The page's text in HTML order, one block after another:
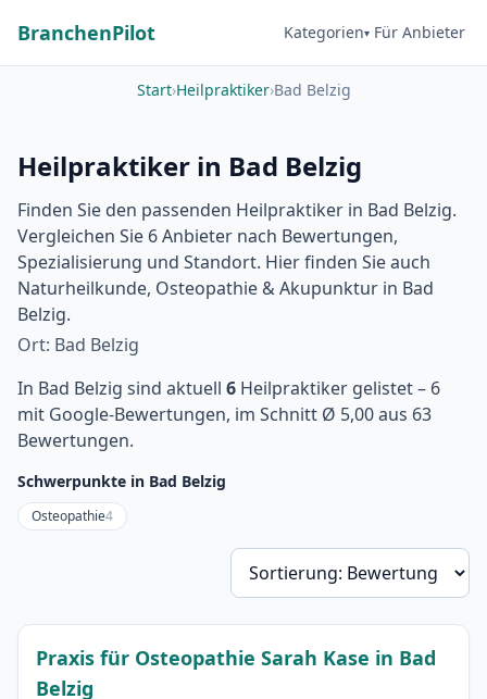
BranchenPilot Kategorien Für Anbieter
Start›Heilpraktiker›Bad Belzig
Heilpraktiker in Bad Belzig
Finden Sie den passenden Heilpraktiker in Bad Belzig.
Vergleichen Sie 6 Anbieter nach Bewertungen,
Spezialisierung und Standort. Hier finden Sie auch
Naturheilkunde, Osteopathie & Akupunktur in Bad
Belzig.
Ort: Bad Belzig
In Bad Belzig sind aktuell 6 Heilpraktiker gelistet – 6
mit Google-Bewertungen, im Schnitt Ø 5,00 aus 63
Bewertungen.
Schwerpunkte in Bad Belzig
Osteopathie4
Praxis für Osteopathie Sarah Kase in Bad
Belzig